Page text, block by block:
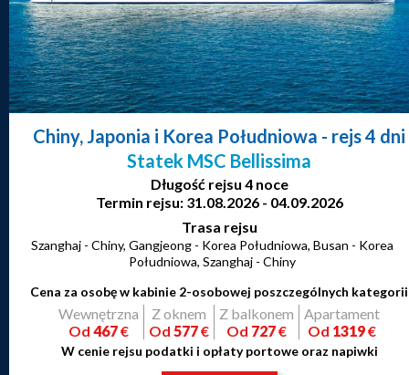
Chiny, Japonia i Korea Południowa - rejs 4 dni
Statek MSC Bellissima
Długość rejsu 4 noce
Termin rejsu: 31.08.2026 - 04.09.2026
Trasa rejsu
Szanghaj - Chiny, Gangjeong - Korea Południowa, Busan - Korea
Południowa, Szanghaj - Chiny
Cena za osobę w kabinie 2-osobowej poszczególnych kategorii
Wewnętrzna
Od 467€
Z oknem
Od 577€
Z balkonem
Od 727€
Apartament
Od 1319€
W cenie rejsu podatki i opłaty portowe oraz napiwki